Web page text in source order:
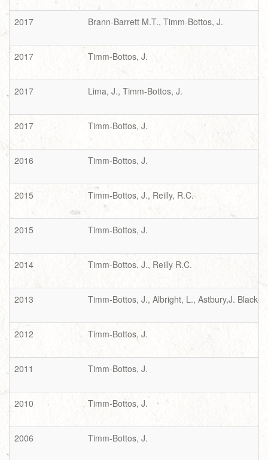
2017 Brann-Barrett M.T., Timm-Bottos, J.
2017 Timm-Bottos, J.
2017 Lima, J., Timm-Bottos, J.
2017 Timm-Bottos, J.
2016 Timm-Bottos, J.
2015 Timm-Bottos, J., Reilly, R.C.
2015 Timm-Bottos, J.
2014 Timm-Bottos, J., Reilly R.C.
2013 Timm-Bottos, J., Albright, L., Astbury,J.
2012 Timm-Bottos, J.
2011 Timm-Bottos, J.
2010 Timm-Bottos, J.
2006 Timm-Bottos, J.